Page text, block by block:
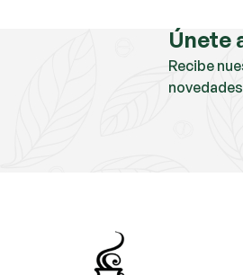
Únete
Recibe
novedades